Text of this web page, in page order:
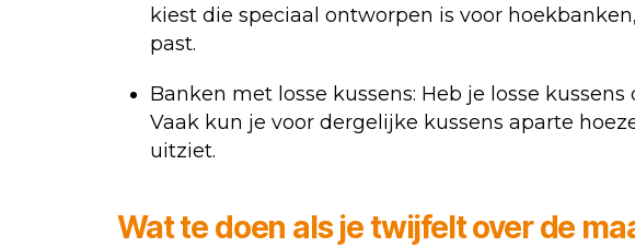
kiest die speciaal ontworpen is voor
past.
Banken met losse kussens: Heb je losse
Vaak kun je voor dergelijke kussens aparte
uitziet.
Wat te doen als je twijfelt over de